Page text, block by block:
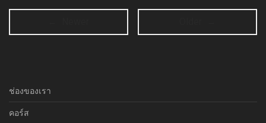
ช่องของเรา
คอร์ส